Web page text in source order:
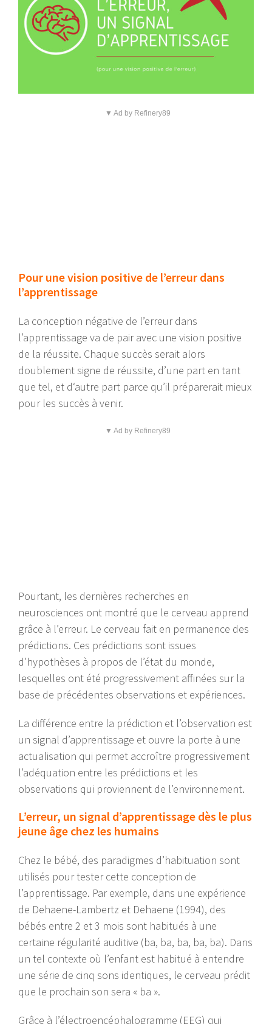
▼ Ad by Refinery89
Pour une vision positive de l’erreur dans
l’apprentissage
La conception négative de l’erreur dans
l’apprentissage va de pair avec une vision positive
de la réussite. Chaque succès serait alors
doublement signe de réussite, d’une part en tant
que tel, et d‘autre part parce qu’il préparerait mieux
pour les succès à venir.
▼ Ad by Refinery89
Pourtant, les dernières recherches en
neurosciences ont montré que le cerveau apprend
grâce à l’erreur. Le cerveau fait en permanence des
prédictions. Ces prédictions sont issues
d’hypothèses à propos de l’état du monde,
lesquelles ont été progressivement affinées sur la
base de précédentes observations et expériences.
La différence entre la prédiction et l’observation est
un signal d’apprentissage et ouvre la porte à une
actualisation qui permet accroître progressivement
l’adéquation entre les prédictions et les
observations qui proviennent de l’environnement.
L’erreur, un signal d’apprentissage dès le plus
jeune âge chez les humains
Chez le bébé, des paradigmes d’habituation sont
utilisés pour tester cette conception de
l’apprentissage. Par exemple, dans une expérience
de Dehaene-Lambertz et Dehaene (1994), des
bébés entre 2 et 3 mois sont habitués à une
certaine régularité auditive (ba, ba, ba, ba, ba). Dans
un tel contexte où l’enfant est habitué à entendre
une série de cinq sons identiques, le cerveau prédit
que le prochain son sera « ba ».
Grâce à l’électroencéphalogramme (EEG) qui